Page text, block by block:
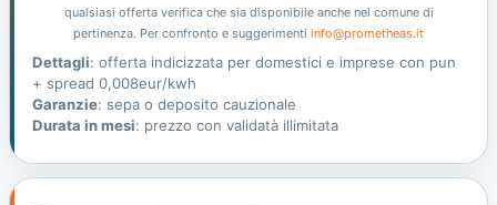
qualsiasi offerta verifica che sia disponibile anche nel comune di
pertinenza. Per confronto e suggerimenti info@prometheas.it
Dettagli: offerta indicizzata per domestici e imprese con pun
+ spread 0,008eur/kwh
Garanzie: sepa o deposito cauzionale
Durata in mesi: prezzo con validatà illimitata